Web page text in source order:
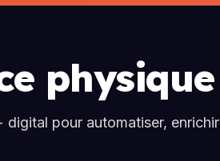
physique
digital pour automatiser, enrichir